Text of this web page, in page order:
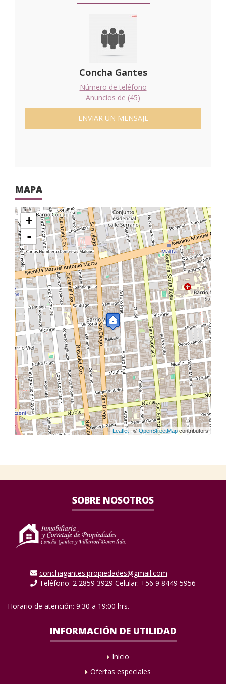
Concha Gantes
Número de teléfono
Anuncios de (45)
ENVIAR UN MENSAJE
MAPA
+
-
Leaflet | © OpenStreetMap contributors
SOBRE NOSOTROS
conchagantes.propiedades@gmail.com
Teléfono: 2 2859 3929 Celular: +56 9 8449 5956
Horario de atención: 9:30 a 19:00 hrs.
INFORMACIÓN DE UTILIDAD
Inicio
Ofertas especiales